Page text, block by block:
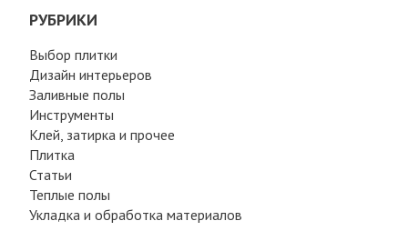
РУБРИКИ
Выбор плитки
Дизайн интерьеров
Заливные полы
Инструменты
Клей, затирка и прочее
Плитка
Статьи
Теплые полы
Укладка и обработка материалов